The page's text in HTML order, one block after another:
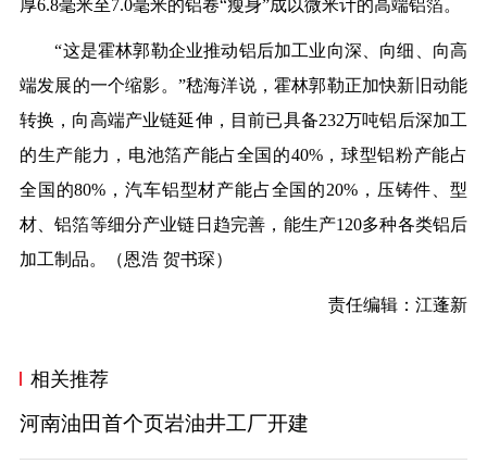
厚6.8毫米至7.0毫米的铝卷“瘦身”成以微米计的高端铝箔。
“这是霍林郭勒企业推动铝后加工业向深、向细、向高
端发展的一个缩影。”嵇海洋说，霍林郭勒正加快新旧动能
转换，向高端产业链延伸，目前已具备232万吨铝后深加工
的生产能力，电池箔产能占全国的40%，球型铝粉产能占
全国的80%，汽车铝型材产能占全国的20%，压铸件、型
材、铝箔等细分产业链日趋完善，能生产120多种各类铝后
加工制品。
（恩浩 贺书琛）
责任编辑：江蓬新
相关推荐
河南油田首个页岩油井工厂开建